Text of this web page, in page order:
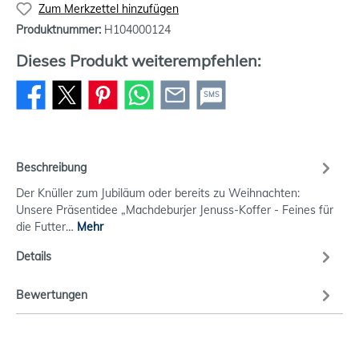
Zum Merkzettel hinzufügen
Produktnummer: H104000124
Dieses Produkt weiterempfehlen:
SMS
Beschreibung
Der Knüller zum Jubiläum oder bereits zu Weihnachten:
Unsere Präsentidee „Machdeburjer Jenuss-Koffer - Feines für
die Futter… Mehr
Details
Bewertungen